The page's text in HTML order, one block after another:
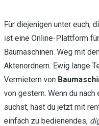
Für diejenigen unter euch,
ist eine Online-Plattform
Baumaschinen. Weg mit
Aktenordnern. Ewig lange
Vermietern von
von gestern. Wenn du
suchst, hast du jetzt mit
einfach zu bedienendes,